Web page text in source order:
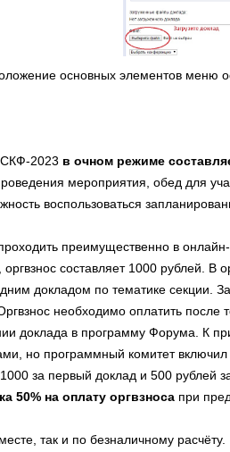
основных элементов меню
2023 в очном режиме
мероприятия, обед для
воспользоваться
преимущественно в
составляет 1000 рублей. В
докладом по тематике секции.
необходимо оплатить после
доклада в программу Форума. К
но программный комитет
за первый доклад и 500 рублей
50% на оплату оргвзноса при
так и по безналичному расчёту.